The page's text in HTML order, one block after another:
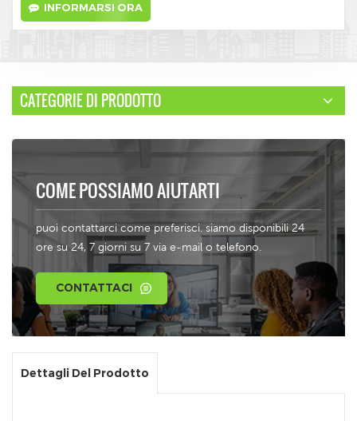
INFORMARSI ORA
CATEGORIE DI PRODOTTO
COME POSSIAMO AIUTARTI
puoi contattarci come preferisci. siamo disponibili 24
ore su 24, 7 giorni su 7 via e-mail o telefono.
CONTATTACI
Dettagli Del Prodotto